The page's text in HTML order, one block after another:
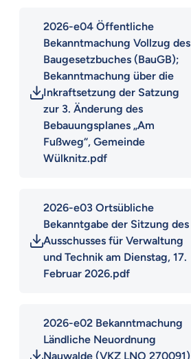
2026-e04 Öffentliche
Bekanntmachung Vollzug des
Baugesetzbuches (BauGB);
Bekanntmachung über die
Inkraftsetzung der Satzung
zur 3. Änderung des
Bebauungsplanes „Am
Fußweg“, Gemeinde
Wülknitz.pdf
2026-e03 Ortsübliche
Bekanntgabe der Sitzung des
Ausschusses für Verwaltung
und Technik am Dienstag, 17.
Februar 2026.pdf
2026-e02 Bekanntmachung
Ländliche Neuordnung
Nauwalde (VKZ LNO 270091)